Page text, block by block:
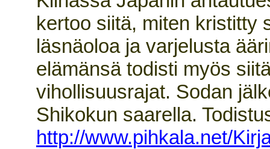
kertoo siitä, miten kristitty
läsnäoloa ja varjelusta
elämänsä todisti myös
vihollisuusrajat. Sodan
Shikokun saarella.
http://www.pihkala.net/